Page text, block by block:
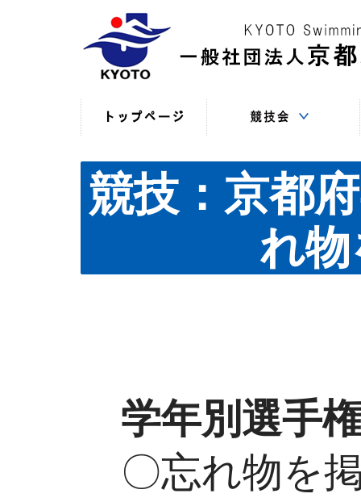
（現年度）
（過年度以前）
（申込・連絡事項等）
競技：京都
れ
学年別選手
〇忘れ物を